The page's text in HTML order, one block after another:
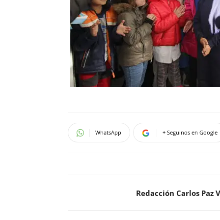
WhatsApp + Seguinos en Google
Redacción Carlos Paz